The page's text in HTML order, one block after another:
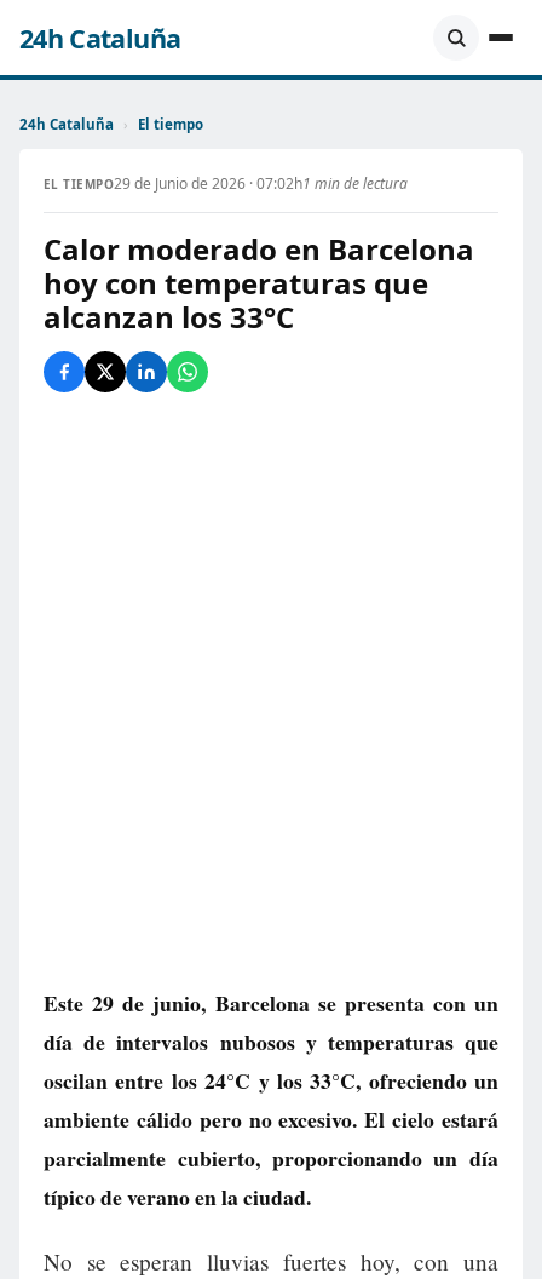
24h Cataluña
24h Cataluña › El tiempo
EL TIEMPO29 de Junio de 2026 · 07:02h1 min de lectura
Calor moderado en Barcelona
hoy con temperaturas que
alcanzan los 33°C
Este 29 de junio, Barcelona se presenta con un
día de intervalos nubosos y temperaturas que
oscilan entre los 24°C y los 33°C, ofreciendo un
ambiente cálido pero no excesivo. El cielo estará
parcialmente cubierto, proporcionando un día
típico de verano en la ciudad.
No se esperan lluvias fuertes hoy, con una